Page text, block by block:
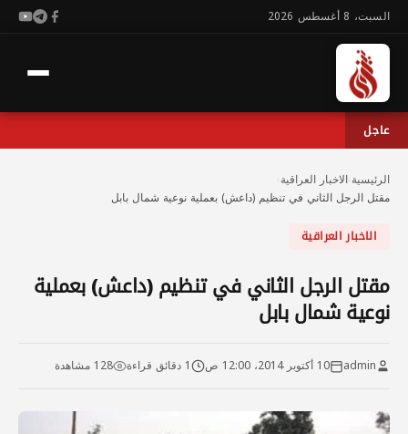
السبت، 8 أغسطس 2026
عاجل
الرئيسية الاخبار العراقية
مقتل الرجل الثاني في تنظيم (داعش) بعملية نوعية شمال بابل
الاخبار العراقية
مقتل الرجل الثاني في تنظيم (داعش) بعملية
نوعية شمال بابل
admin 10 أكتوبر 2014، 12:00 ص 1 دقائق قراءة 128 مشاهدة